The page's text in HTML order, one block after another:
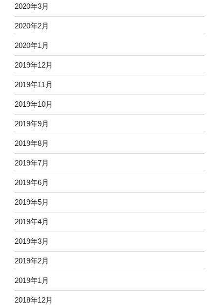
2020年3月
2020年2月
2020年1月
2019年12月
2019年11月
2019年10月
2019年9月
2019年8月
2019年7月
2019年6月
2019年5月
2019年4月
2019年3月
2019年2月
2019年1月
2018年12月